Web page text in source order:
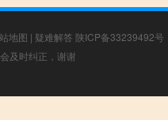
地图 | 疑难解答 陕ICP备33239492号
及时纠正，谢谢